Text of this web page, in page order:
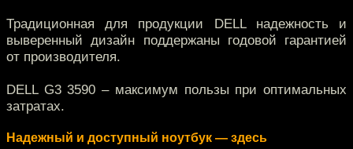
Традиционная для продукции DELL надежность и
выверенный дизайн поддержаны годовой гарантией
от производителя.
DELL G3 3590 – максимум пользы при оптимальных
затратах.
Надежный и доступный ноутбук — здесь